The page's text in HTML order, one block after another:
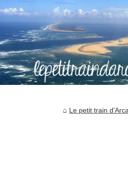
Le petit train